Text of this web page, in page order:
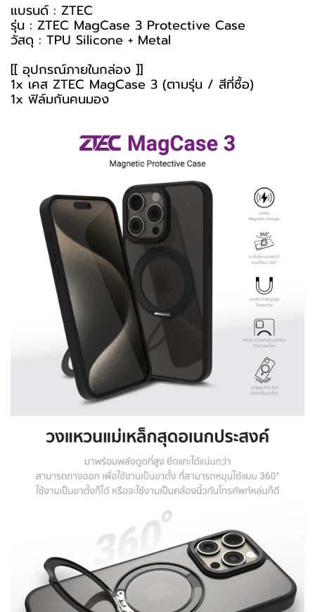
แบรนด์ : ZTEC
รุ่น : ZTEC MagCase 3 Protective Case
วัสดุ : TPU Silicone + Metal
[[ อุปกรณ์ภายในกล่อง ]]
1x เคส ZTEC MagCase 3 (ตามรุ่น / สีที่ซื้อ)
1x ฟิล์มกันคนมอง